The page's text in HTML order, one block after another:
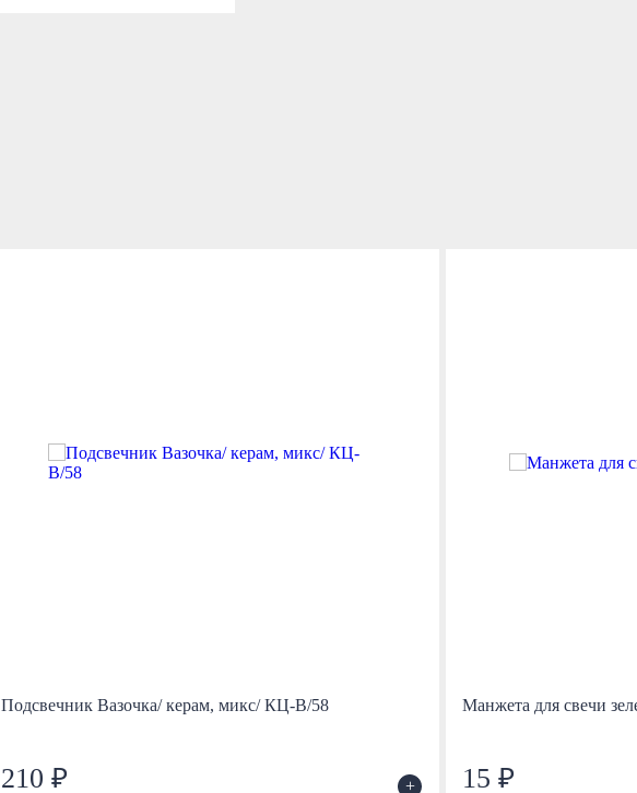
Подсвечник Вазочка/ керам, микс/ КЦ-В/58
210 ₽ +
Манжета для свечи
15 ₽